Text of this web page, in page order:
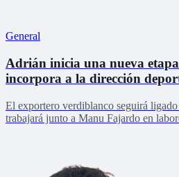
General
Adrián inicia una nueva etapa
incorpora a la dirección
El exportero verdiblanco seguirá
trabajará junto a Manu Fajardo en